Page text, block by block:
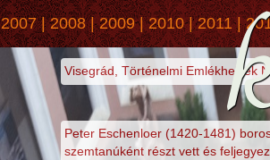
2007|2008|2009|2010|2011|
Visegrád, Történelmi Emlékhelyek
Peter Eschenloer (1420-1481)
szemtanúként részt vett és